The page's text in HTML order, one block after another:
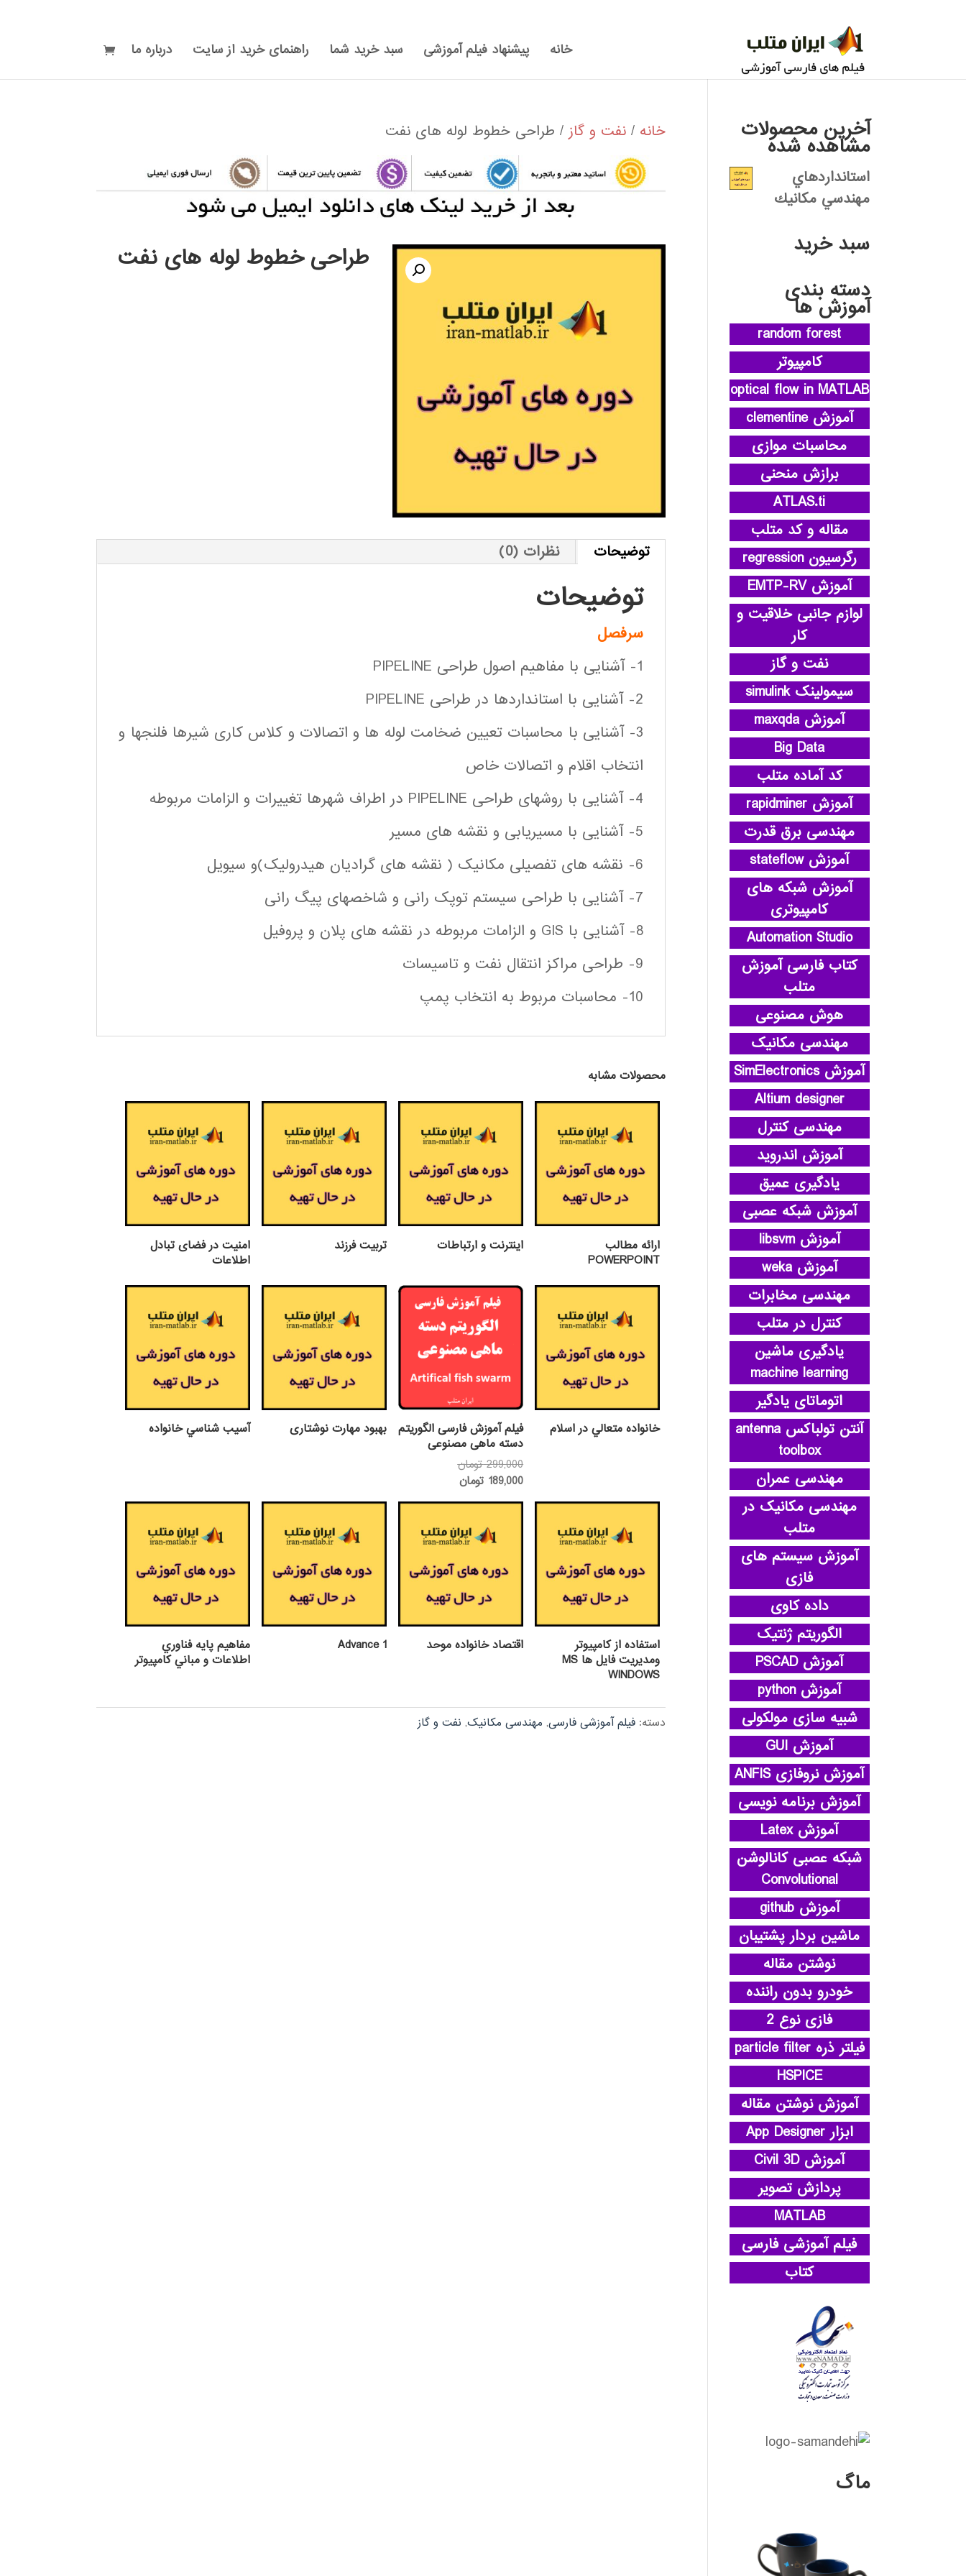
خانه پیشنهاد فیلم آموزشی سبد خرید شما راهنمای خرید از سایت درباره ما
خانه / نفت و گاز / طراحی خطوط لوله های نفت
طراحی خطوط لوله های نفت
توضیحات نظرات (0)
توضیحات
سرفصل
1- آشنایی با مفاهیم اصول طراحی PIPELINE
2- آشنایی با استانداردها در طراحی PIPELINE
3- آشنایی با محاسبات تعیین ضخامت لوله ها و اتصالات و کلاس کاری شیرها فلنجها و
انتخاب اقلام و اتصالات خاص
4- آشنایی با روشهای طراحی PIPELINE در اطراف شهرها تغییرات و الزامات مربوطه
5- آشنایی با مسیریابی و نقشه های مسیر
6- نقشه های تفصیلی مکانیک ( نقشه های گرادیان هیدرولیک)و سیویل
7- آشنایی با طراحی سیستم توپک رانی و شاخصهای پیگ رانی
8- آشنایی با GIS و الزامات مربوطه در نقشه های پلان و پروفیل
9- طراحی مراکز انتقال نفت و تاسیسات
10- محاسبات مربوط به انتخاب پمپ
محصولات مشابه
ارائه مطالب
POWERPOINT
اينترنت و ارتباطات تربيت فرزند
امنیت در فضای تبادل
اطلاعات
خانواده متعالي در اسلام
فیلم آموزش فارسی الگوریتم
دسته ماهی مصنوعی
299,000 تومانقیمت
299,000 تومان
189,000 تومانقیمت
فعلی:
بهبود مهارت نوشتاری آسيب شناسي خانواده
استفاده از كامپيوتر
ومديريت فايل ها MS
WINDOWS
اقتصاد خانواده موحد Advance 1
مفاهيم پايه فناوري
اطلاعات و مباني كامپيوتر
دسته: فیلم آموزشی فارسی, مهندسی مکانیک, نفت و گاز
آخرین محصولات
مشاهده شده
استانداردهاي
مهندسي مكانيك
سبد خرید
دسته بندی
آموزش ها
random forest
کامپیوتر
optical flow in MATLAB
آموزش clementine
محاسبات موازی
برازش منحنی
ATLAS.ti
مقاله و کد متلب
رگرسیون regression
آموزش EMTP-RV
لوازم جانبی خلاقیت و
کار
نفت و گاز
سیمولینک simulink
آموزش maxqda
Big Data
کد آماده متلب
آموزش rapidminer
مهندسی برق قدرت
آموزش stateflow
آموزش شبکه های
کامپیوتری
Automation Studio
کتاب فارسی آموزش
متلب
هوش مصنوعی
مهندسی مکانیک
آموزش SimElectronics
Altium designer
مهندسی کنترل
آموزش اندروید
یادگیری عمیق
آموزش شبکه عصبی
آموزش libsvm
آموزش weka
مهندسی مخابرات
کنترل در متلب
یادگیری ماشین
machine learning
اتوماتای یادگیر
آنتن تولباکس antenna
toolbox
مهندسی عمران
مهندسی مکانیک در
متلب
آموزش سیستم های
فازی
داده کاوی
الگوریتم ژنتیک
آموزش PSCAD
آموزش python
شبیه سازی مولکولی
آموزش GUI
آموزش نروفازی ANFIS
آموزش برنامه نویسی
آموزش Latex
شبکه عصبی کانالوشن
Convolutional
آموزش github
ماشین بردار پشتیبان
نوشتن مقاله
خودرو بدون راننده
فازی نوع 2
فیلتر ذره particle filter
HSPICE
آموزش نوشتن مقاله
ابزار App Designer
آموزش Civil 3D
پردازش تصویر
MATLAB
فیلم آموزشی فارسی
کتاب
ماگ